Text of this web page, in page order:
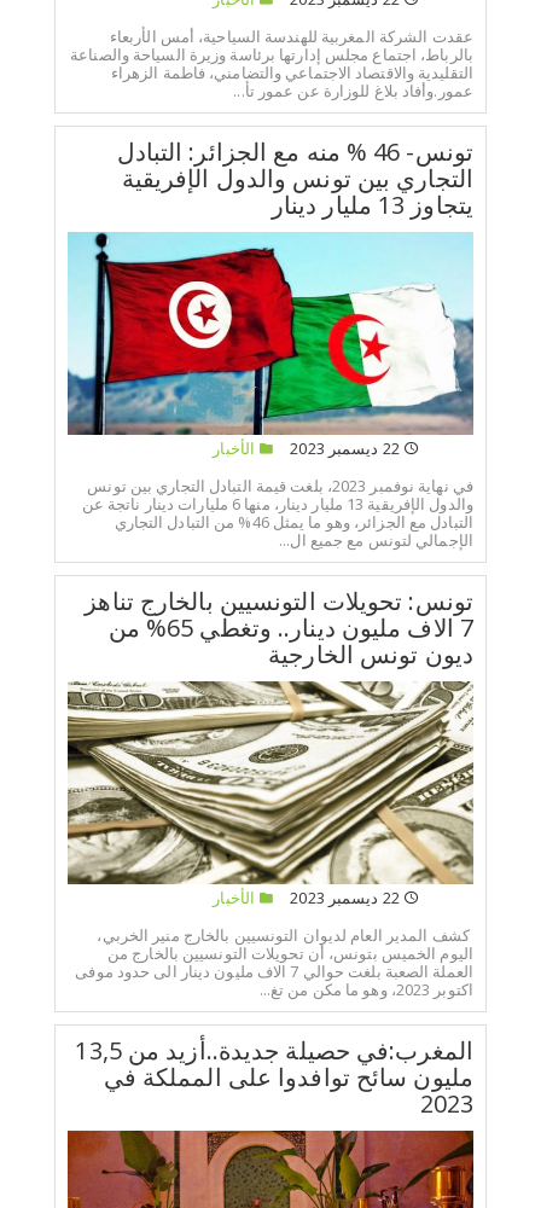
عقدت الشركة المغربية للهندسة السياحية، أمس الأربعاء
بالرباط، اجتماع مجلس إدارتها برئاسة وزيرة السياحة والصناعة
التقليدية والاقتصاد الاجتماعي والتضامني، فاطمة الزهراء
عمور.وأفاد بلاغ للوزارة عن عمور تأ...
تونس- 46 % منه مع الجزائر: التبادل
التجاري بين تونس والدول الإفريقية
يتجاوز 13 مليار دينار
22 ديسمبر 2023
الأخبار
في نهاية نوفمبر 2023، بلغت قيمة التبادل التجاري بين تونس
والدول الإفريقية 13 مليار دينار، منها 6 مليارات دينار ناتجة عن
التبادل مع الجزائر، وهو ما يمثل 46% من التبادل التجاري
الإجمالي لتونس مع جميع ال...
تونس: تحويلات التونسيين بالخارج تناهز
7 الاف مليون دينار.. وتغطي 65% من
ديون تونس الخارجية
22 ديسمبر 2023
الأخبار
كشف المدير العام لديوان التونسيين بالخارج منير الخربي،
اليوم الخميس بتونس، أن تحويلات التونسيين بالخارج من
العملة الصعبة بلغت حوالي 7 الاف مليون دينار الى حدود موفى
اكتوبر 2023، وهو ما مكن من تغ...
المغرب:في حصيلة جديدة..أزيد من 13,5
مليون سائح توافدوا على المملكة في
2023